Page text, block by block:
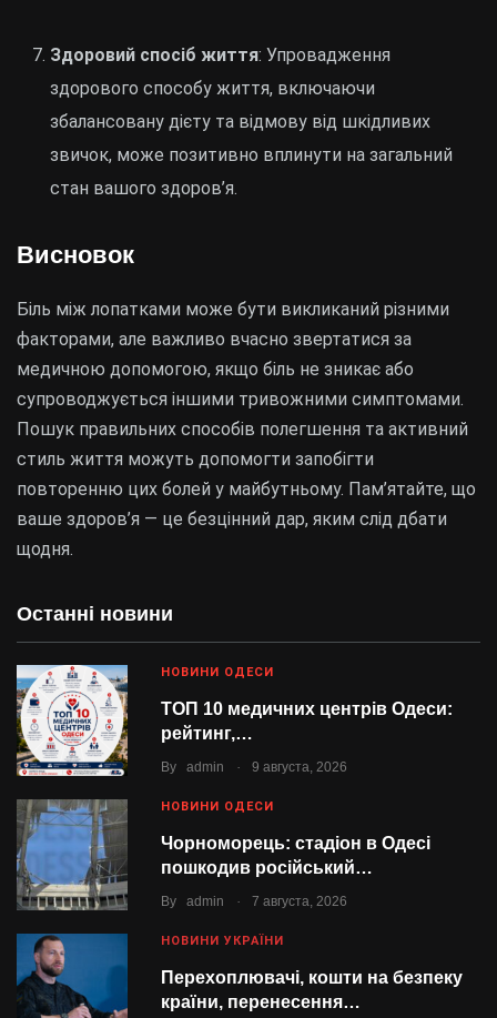
Останні новини
НОВИНИ ОДЕСИ
ТОП 10 медичних центрів Одеси:
рейтинг,…
By admin . 9 августа, 2026
НОВИНИ ОДЕСИ
Чорноморець: стадіон в Одесі
пошкодив російський…
By admin . 7 августа, 2026
НОВИНИ УКРАЇНИ
Перехоплювачі, кошти на безпеку
країни, перенесення…
Здоровий спосіб життя: Упровадження
здорового способу життя, включаючи
збалансовану дієту та відмову від шкідливих
звичок, може позитивно вплинути на загальний
стан вашого здоров’я.
Висновок
Біль між лопатками може бути викликаний різними
факторами, але важливо вчасно звертатися за
медичною допомогою, якщо біль не зникає або
супроводжується іншими тривожними симптомами.
Пошук правильних способів полегшення та активний
стиль життя можуть допомогти запобігти
повторенню цих болей у майбутньому. Пам’ятайте, що
ваше здоров’я — це безцінний дар, яким слід дбати
щодня.